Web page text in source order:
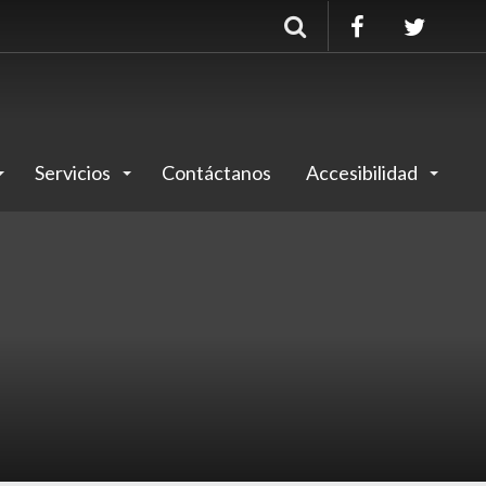
Servicios Contáctanos Accesibilidad